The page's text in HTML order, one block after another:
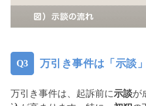
万引き事件は「示談
万引き事件は、起訴前に示談が